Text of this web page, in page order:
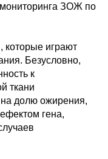
ЗОЖ по
которые играют
Безусловно,
к
ткани
на долю ожирения,
гена,